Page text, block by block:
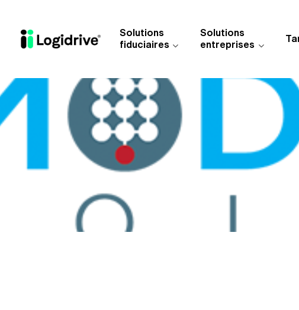
Solutions
fiduciaires
Solutions
entreprises